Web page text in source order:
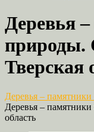
Деревья
природы.
Тверская
Деревья –
Деревья –
область